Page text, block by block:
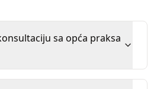
sa opća praksa